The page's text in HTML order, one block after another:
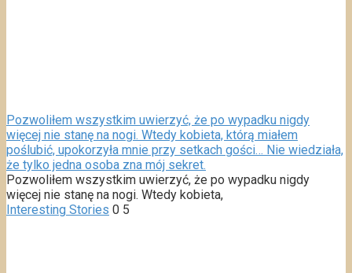
Pozwoliłem wszystkim uwierzyć, że po wypadku nigdy
więcej nie stanę na nogi. Wtedy kobieta, którą miałem
poślubić, upokorzyła mnie przy setkach gości… Nie wiedziała,
że tylko jedna osoba zna mój sekret.
Pozwoliłem wszystkim uwierzyć, że po wypadku nigdy
więcej nie stanę na nogi. Wtedy kobieta,
Interesting Stories 0 5